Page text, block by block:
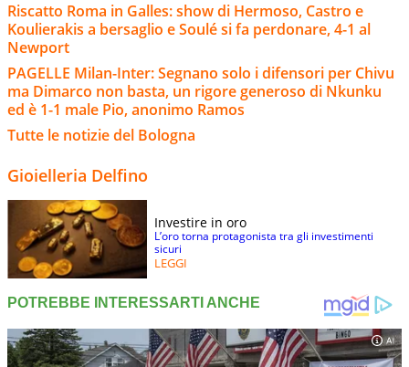
Riscatto Roma in Galles: show di Hermoso, Castro e
Koulierakis a bersaglio e Soulé si fa perdonare, 4-1 al
Newport
PAGELLE Milan-Inter: Segnano solo i difensori per Chivu
ma Dimarco non basta, un rigore generoso di Nkunku
ed è 1-1 male Pio, anonimo Ramos
Tutte le notizie del Bologna
Gioielleria Delfino
Investire in oro
L’oro torna protagonista tra gli investimenti
sicuri
LEGGI